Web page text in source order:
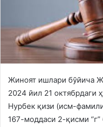
Жиноят ишлари бўйича
2024 йил 21 октябрдаги
Нурбек қизи (исм-
167-моддаси 2-қисми